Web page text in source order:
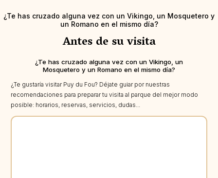
¿Te has cruzado alguna vez con un Vikingo, un Mosquetero y
un Romano en el mismo día?
Antes de su visita
¿Te has cruzado alguna vez con un Vikingo, un
Mosquetero y un Romano en el mismo día?
¿Te gustaría visitar Puy du Fou? Déjate guiar por nuestras
recomendaciones para preparar tu visita al parque del mejor modo
posible: horarios, reservas, servicios, dudas...